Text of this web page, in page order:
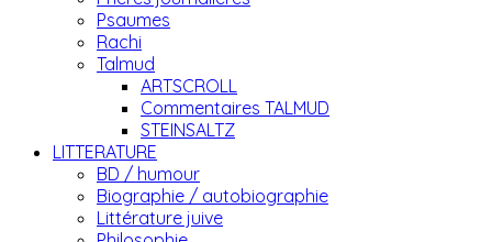
Psaumes
Rachi
Talmud
ARTSCROLL
Commentaires TALMUD
STEINSALTZ
LITTERATURE
BD / humour
Biographie / autobiographie
Littérature juive